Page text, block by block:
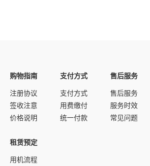
购物指南
注册协议
签收注意
价格说明
支付方式
支付方式
用费缴付
统一付款
售后服务
售后服务
服务时效
常见问题
租赁预定
用机流程